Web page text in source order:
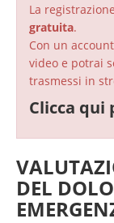
La
gratuita.
Con un
video e potrai
trasmessi in
Clicca
DEL